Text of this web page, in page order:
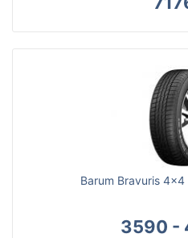
Barum Bravuris
3590 -